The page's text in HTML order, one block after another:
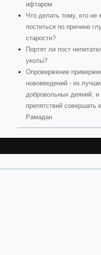
ифтаром
Что делать тому, кто не
поститься по причине
старости?
Портят ли пост
уколы?
Опровержение
нововведений - из
добровольных деяний, и
препятствий совершать
Рамадан